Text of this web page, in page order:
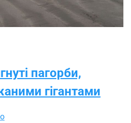
пагорби,
гігантами